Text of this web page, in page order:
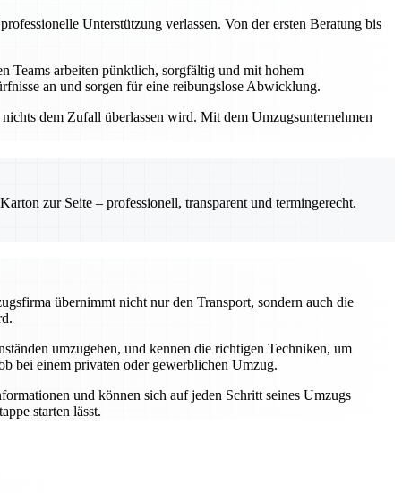
Unterstützung verlassen. Von der ersten Beratung bis
Teams arbeiten pünktlich, sorgfältig und mit hohem
an und sorgen für eine reibungslose Abwicklung.
dem Zufall überlassen wird. Mit dem Umzugsunternehmen
zur Seite – professionell, transparent und termingerecht.
übernimmt nicht nur den Transport, sondern auch die
umzugehen, und kennen die richtigen Techniken, um
bei einem privaten oder gewerblichen Umzug.
und können sich auf jeden Schritt seines Umzugs
starten lässt.